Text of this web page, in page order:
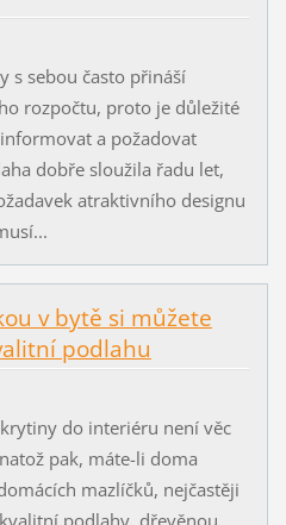
s sebou často přináší
rozpočtu, proto je důležité
a požadovat
dobře sloužila řadu let,
atraktivního designu
v bytě si můžete
podlahu
do interiéru není věc
pak, máte-li doma
mazlíčků, nejčastěji